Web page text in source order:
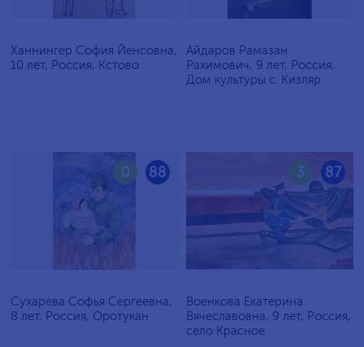
Ханнингер София Йенсовна,
10 лет, Россия, Кстово
Айдаров Рамазан
Рахимович, 9 лет, Россия,
Дом культуры с. Кизляр
88
0
Сухарева Софья Сергеевна,
8 лет, Россия, Оротукан
87
3
Военкова Екатерина
Вячеславовна, 9 лет, Россия,
село Красное